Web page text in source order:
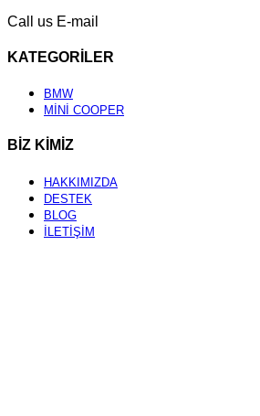
Call us E-mail
KATEGORİLER
BMW
MİNİ COOPER
BİZ KİMİZ
HAKKIMIZDA
DESTEK
BLOG
İLETİŞİM